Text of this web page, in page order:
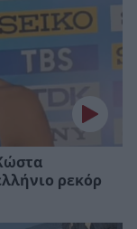
ρεκόρ